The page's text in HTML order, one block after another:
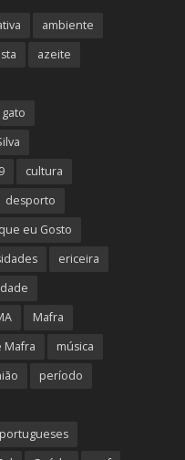
ambiente
azeite
cultura
desporto
eu Gosto
ericeira
Mafra
Mafra
música
período